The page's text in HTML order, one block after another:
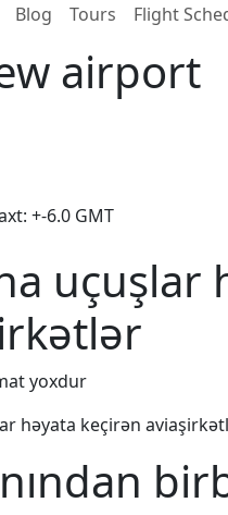
Blog Tours Flight
airport
+-6.0 GMT
uçuşlar
yoxdur
həyata keçirən